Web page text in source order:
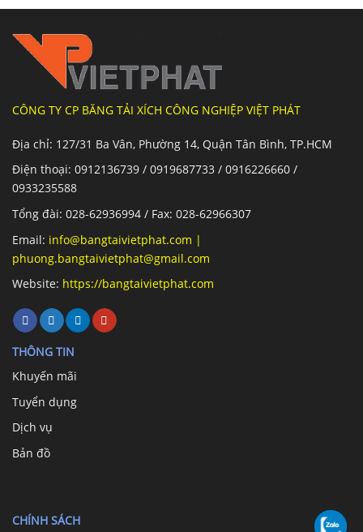
CÔNG TY CP BĂNG TẢI XÍCH CÔNG NGHIỆP VIỆT PHÁT
Địa chỉ: 127/31 Ba Vân, Phường 14, Quận Tân Bình, TP.HCM
Điện thoại: 0912136739 / 0919687733 / 0916226660 /
0933235588
Tổng đài: 028-62936994 / Fax: 028-62966307
Email: info@bangtaivietphat.com |
phuong.bangtaivietphat@gmail.com
Website: https://bangtaivietphat.com
THÔNG TIN
Khuyến mãi
Tuyển dụng
Dịch vụ
Bản đồ
CHÍNH SÁCH